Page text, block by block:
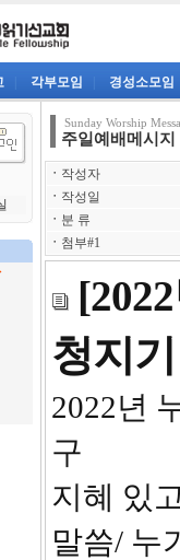
각부모임 경성소모임
Sunday Worship
주일예배메시지
ㆍ 작성자
ㆍ 작성일
ㆍ 분 류
ㆍ 첨부#1
청지기
구
지혜 있
말씀/ 누